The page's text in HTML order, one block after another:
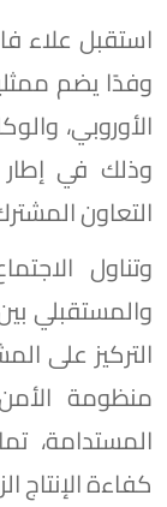
استقبل علاء
الأوروبي،
وذلك في
التعاون
وتناول
والمستقبلي
التركيز على
منظومة الأمن
المستدامة،
كفاءة الإنتاج